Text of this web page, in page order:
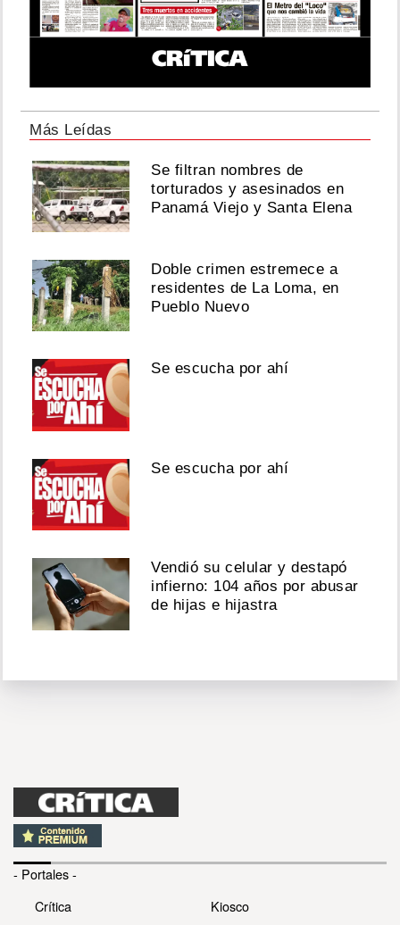
Más Leídas
Se filtran nombres de
torturados y asesinados en
Panamá Viejo y Santa Elena
Doble crimen estremece a
residentes de La Loma, en
Pueblo Nuevo
Se escucha por ahí
Se escucha por ahí
Vendió su celular y destapó
infierno: 104 años por abusar
de hijas e hijastra
- Portales -
Crítica
Kiosco